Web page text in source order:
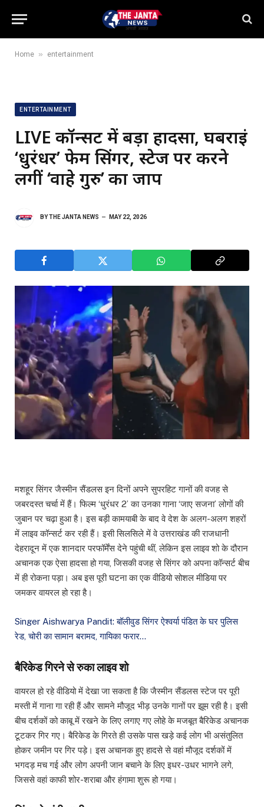
Home » entertainment
ENTERTAINMENT
LIVE कॉन्सर्ट में बड़ा हादसा, घबराईं
‘धुरंधर’ फेम सिंगर, स्टेज पर करने
लगीं ‘वाहे गुरु’ का जाप
BYTHE JANTA NEWS MAY 22, 2026
मशहूर सिंगर जैस्मीन सैंडलस इन दिनों अपने सुपरहिट गानों की वजह से
जबरदस्त चर्चा में हैं। फिल्म ‘धुरंधर 2’ का उनका गाना ‘जाए सजना’ लोगों की
जुबान पर चढ़ा हुआ है। इस बड़ी कामयाबी के बाद वे देश के अलग-अलग शहरों
में लाइव कॉन्सर्ट कर रही हैं। इसी सिलसिले में वे उत्तराखंड की राजधानी
देहरादून में एक शानदार परफॉर्मेंस देने पहुंची थीं, लेकिन इस लाइव शो के दौरान
अचानक एक ऐसा हादसा हो गया, जिसकी वजह से सिंगर को अपना कॉन्सर्ट बीच
में ही रोकना पड़ा। अब इस पूरी घटना का एक वीडियो सोशल मीडिया पर
जमकर वायरल हो रहा है।
Singer Aishwarya Pandit: बॉलीवुड सिंगर ऐश्वर्या पंडित के घर पुलिस
रेड, चोरी का सामान बरामद, गायिका फरार…
बैरिकेड गिरने से रुका लाइव शो
वायरल हो रहे वीडियो में देखा जा सकता है कि जैस्मीन सैंडलस स्टेज पर पूरी
मस्ती में गाना गा रही हैं और सामने मौजूद भीड़ उनके गानों पर झूम रही है। इसी
बीच दर्शकों को काबू में रखने के लिए लगाए गए लोहे के मजबूत बैरिकेड अचानक
टूटकर गिर गए। बैरिकेड के गिरते ही उसके पास खड़े कई लोग भी असंतुलित
होकर जमीन पर गिर पड़े। इस अचानक हुए हादसे से वहां मौजूद दर्शकों में
भगदड़ मच गई और लोग अपनी जान बचाने के लिए इधर-उधर भागने लगे,
जिससे वहां काफी शोर-शराबा और हंगामा शुरू हो गया।